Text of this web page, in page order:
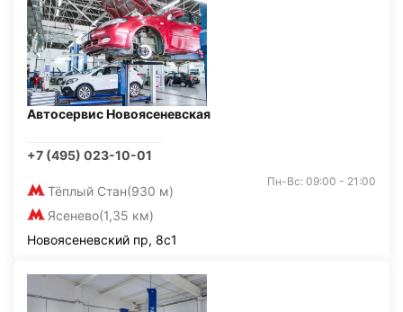
Автосервис Новоясеневская
+7 (495) 023-10-01
Тёплый Стан(930 м)
Ясенево(1,35 км)
Пн-Вс: 09:00 - 21:00
Новоясеневский пр, 8с1